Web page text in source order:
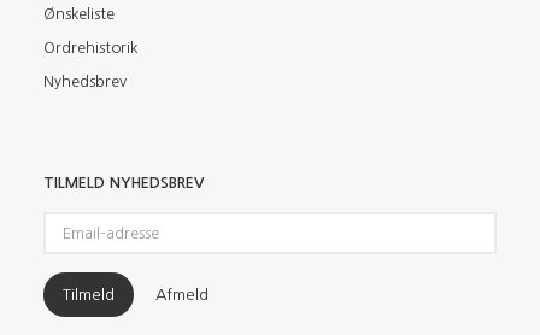
Ønskeliste
Ordrehistorik
Nyhedsbrev
TILMELD NYHEDSBREV
adresse
Tilmeld Afmeld